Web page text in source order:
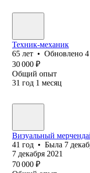
Техник-механик
65 лет • Обновлено
30 000 ₽
Общий опыт
31 год 1 месяц
Визуальный
41 год • Была 7
7 декабря 2021
70 000 ₽